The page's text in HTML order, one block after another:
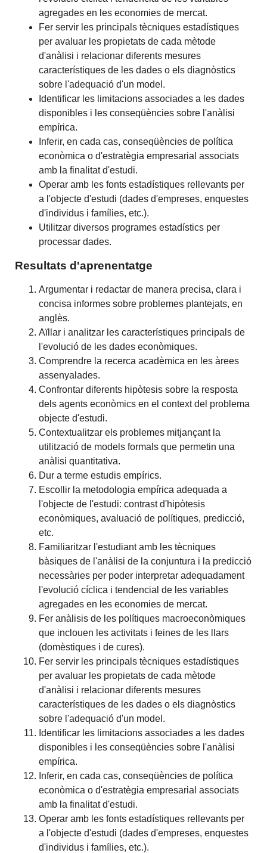
agregades en les economies de mercat.
Fer servir les principals tècniques estadístiques
per avaluar les propietats de cada mètode
d'anàlisi i relacionar diferents mesures
característiques de les dades o els diagnòstics
sobre l'adequació d'un model.
Identificar les limitacions associades a les dades
disponibles i les conseqüències sobre l'anàlisi
empírica.
Inferir, en cada cas, conseqüències de política
econòmica o d'estratègia empresarial associats
amb la finalitat d'estudi.
Operar amb les fonts estadístiques rellevants per
a l'objecte d'estudi (dades d'empreses, enquestes
d'individus i famílies, etc.).
Utilitzar diversos programes estadístics per
processar dades.
Resultats d'aprenentatge
Argumentar i redactar de manera precisa, clara i
concisa informes sobre problemes plantejats, en
anglès.
Aïllar i analitzar les característiques principals de
l'evolució de les dades econòmiques.
Comprendre la recerca acadèmica en les àrees
assenyalades.
Confrontar diferents hipòtesis sobre la resposta
dels agents econòmics en el context del problema
objecte d'estudi.
Contextualitzar els problemes mitjançant la
utilització de models formals que permetin una
anàlisi quantitativa.
Dur a terme estudis empírics.
Escollir la metodologia empírica adequada a
l'objecte de l'estudi: contrast d'hipòtesis
econòmiques, avaluació de polítiques, predicció,
etc.
Familiaritzar l'estudiant amb les tècniques
bàsiques de l'anàlisi de la conjuntura i la predicció
necessàries per poder interpretar adequadament
l'evolució cíclica i tendencial de les variables
agregades en les economies de mercat.
Fer anàlisis de les polítiques macroeconòmiques
que inclouen les activitats i feines de les llars
(domèstiques i de cures).
Fer servir les principals tècniques estadístiques
per avaluar les propietats de cada mètode
d'anàlisi i relacionar diferents mesures
característiques de les dades o els diagnòstics
sobre l'adequació d'un model.
Identificar les limitacions associades a les dades
disponibles i les conseqüències sobre l'anàlisi
empírica.
Inferir, en cada cas, conseqüències de política
econòmica o d'estratègia empresarial associats
amb la finalitat d'estudi.
Operar amb les fonts estadístiques rellevants per
a l'objecte d'estudi (dades d'empreses, enquestes
d'individus i famílies, etc.).